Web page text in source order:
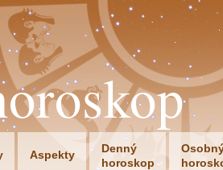
Aspekty
Denný
horoskop